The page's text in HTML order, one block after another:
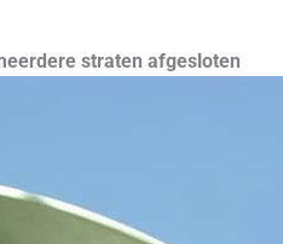
straten afgesloten